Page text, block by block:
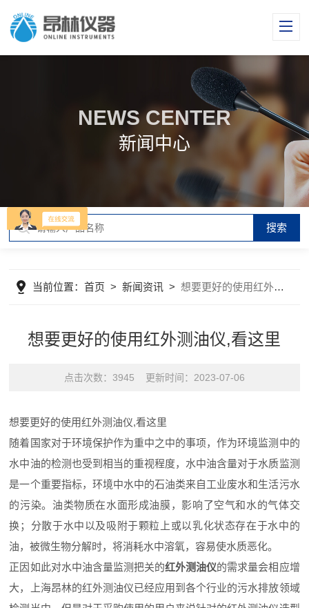
NEWS CENTER
新闻中心
当前位置：首页 >新闻资讯 >想要更好的使用红外测油仪,看这里
想要更好的使用红外测油仪,看这里
点击次数：3945 更新时间：2023-07-06
想要更好的使用红外测油仪,看这里
随着国家对于环境保护作为重中之中的事项，作为环境监测中的
水中油的检测也受到相当的重视程度，水中油含量对于水质监测
是一个重要指标，环境中水中的石油类来自工业废水和生活污水
的污染。油类物质在水面形成油膜，影响了空气和水的气体交
换；分散于水中以及吸附于颗粒上或以乳化状态存在于水中的
油，被微生物分解时，将消耗水中溶氧，容易使水质恶化。
正因如此对水中油含量监测把关的红外测油仪的需求量会相应增
大，上海昂林的红外测油仪已经应用到各个行业的污水排放领域